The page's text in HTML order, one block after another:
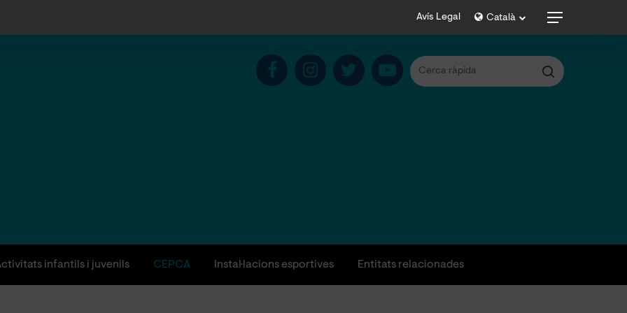
Avís Legal Català Menu
infantils i juvenils CEPCA Instal·lacions esportives Entitats relacionades